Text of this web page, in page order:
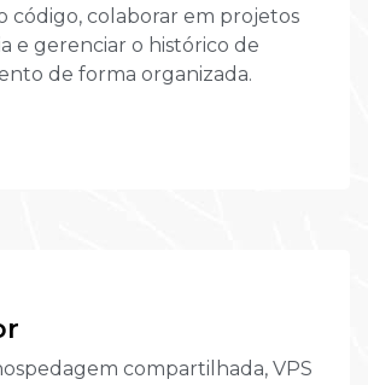
código, colaborar em projetos
e gerenciar o histórico de
de forma organizada.
compartilhada, VPS